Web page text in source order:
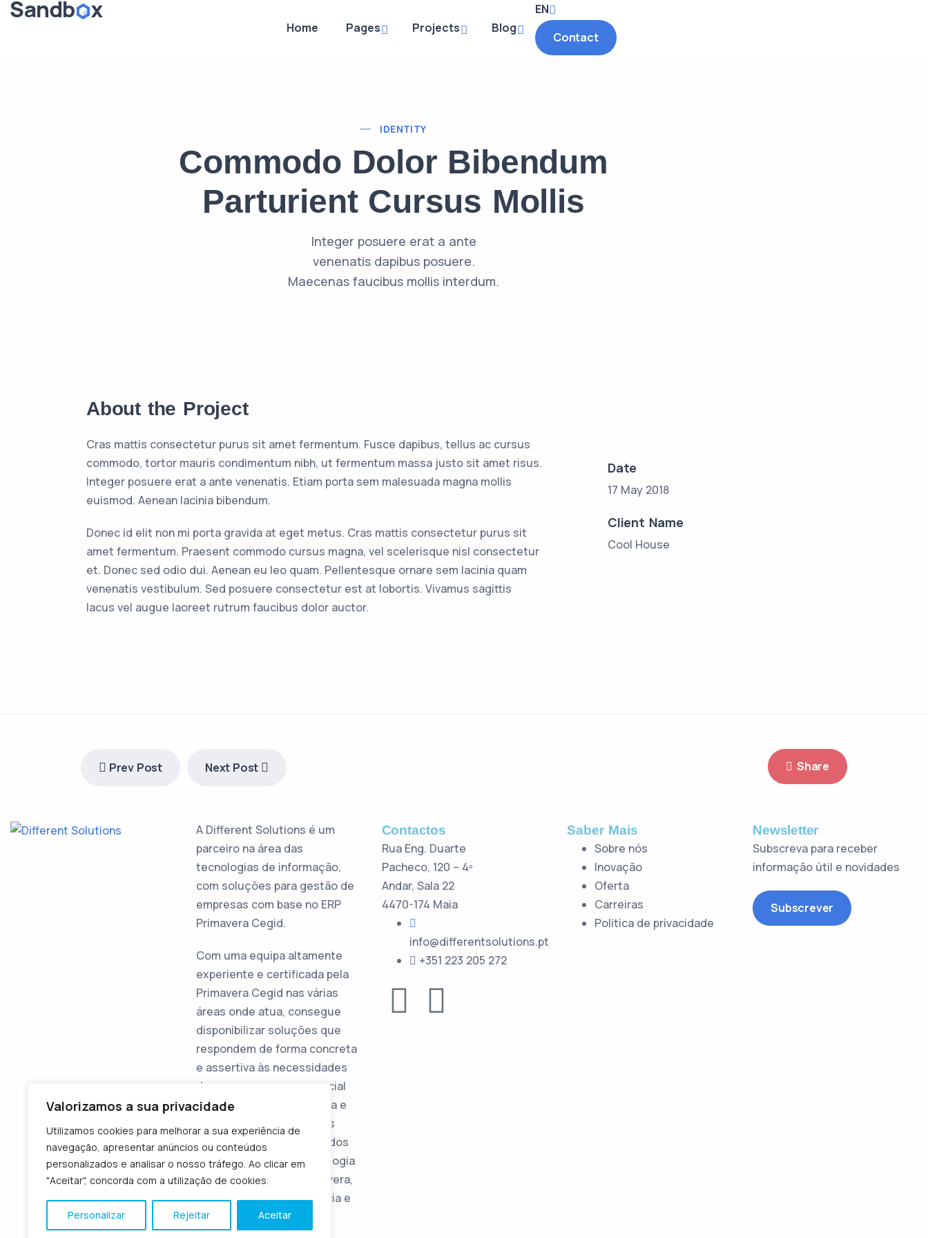
Valorizamos a sua privacidade
Utilizamos cookies para melhorar a sua experiência de
navegação, apresentar anúncios ou conteúdos
personalizados e analisar o nosso tráfego. Ao clicar em
"Aceitar", concorda com a utilização de cookies.
Personalizar Rejeitar Aceitar
Home Pages Projects Blog
EN
Contact
IDENTITY
Commodo Dolor Bibendum
Parturient Cursus Mollis
Integer posuere erat a ante
venenatis dapibus posuere.
Maecenas faucibus mollis interdum.
About the Project
Cras mattis consectetur purus sit amet fermentum. Fusce dapibus, tellus ac cursus
commodo, tortor mauris condimentum nibh, ut fermentum massa justo sit amet risus.
Integer posuere erat a ante venenatis. Etiam porta sem malesuada magna mollis
euismod. Aenean lacinia bibendum.
Donec id elit non mi porta gravida at eget metus. Cras mattis consectetur purus sit
amet fermentum. Praesent commodo cursus magna, vel scelerisque nisl consectetur
et. Donec sed odio dui. Aenean eu leo quam. Pellentesque ornare sem lacinia quam
venenatis vestibulum. Sed posuere consectetur est at lobortis. Vivamus sagittis
lacus vel augue laoreet rutrum faucibus dolor auctor.
Date
17 May 2018
Client Name
Cool House
Prev Post Next Post Share
A Different Solutions é um
parceiro na área das
tecnologias de informação,
com soluções para gestão de
empresas com base no ERP
Primavera Cegid.
Com uma equipa altamente
experiente e certificada pela
Primavera Cegid nas várias
áreas onde atua, consegue
disponibilizar soluções que
respondem de forma concreta
e assertiva às necessidades
das empresas, com especial
enfoque na área financeira e
de controlo de gestão. Os
projetos são implementados
de acordo com a metodologia
de implementação Primavera,
o que garante consistência e
fiabilidade.
Contactos
Rua Eng. Duarte
Pacheco, 120 – 4º
Andar, Sala 22
4470-174 Maia
info@differentsolutions.pt
+351 223 205 272
Saber Mais
Sobre nós
Inovação
Oferta
Carreiras
Politica de privacidade
Newsletter
Subscreva para receber
informação útil e novidades
Subscrever